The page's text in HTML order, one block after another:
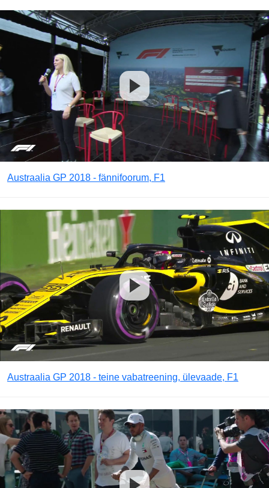
Austraalia GP 2018 - fännifoorum, F1
Austraalia GP 2018 - teine vabatreening, ülevaade, F1